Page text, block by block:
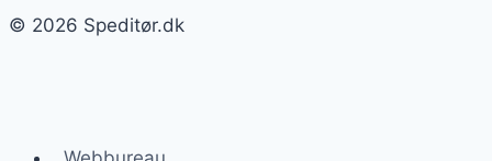
og
© 2026 Speditør.dk